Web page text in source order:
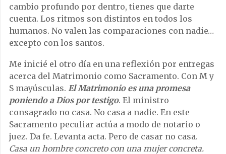
cambio profundo por dentro, tienes que darte
cuenta. Los ritmos son distintos en todos los
humanos. No valen las comparaciones con nadie…
excepto con los santos.
Me inicié el otro día en una reflexión por entregas
acerca del Matrimonio como Sacramento. Con M y
S mayúsculas. El Matrimonio es una promesa
poniendo a Dios por testigo. El ministro
consagrado no casa. No casa a nadie. En este
Sacramento peculiar actúa a modo de notario o
juez. Da fe. Levanta acta. Pero de casar no casa.
Casa un hombre concreto con una mujer concreta.